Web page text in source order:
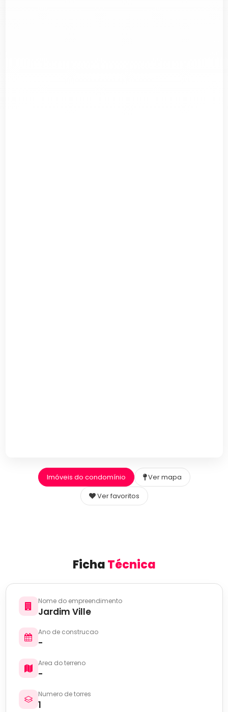
Imóveis do condomínio
Ver mapa
Ver favoritos
FichaTécnica
Nome do empreendimento
Jardim Ville
Ano de construcao
-
Area do terreno
-
Numero de torres
1